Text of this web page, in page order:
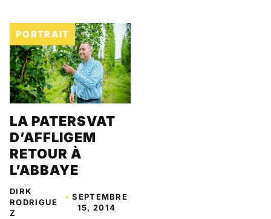
PORTRAIT
LA PATERSVAT
D’AFFLIGEM
RETOUR À
L’ABBAYE
DIRK
RODRIGUE
Z
•SEPTEMBRE
15, 2014